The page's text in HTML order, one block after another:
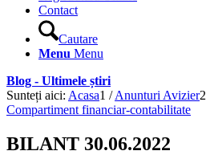
Contact
Cautare
Menu Menu
Blog - Ultimele știri
Sunteți aici: Acasa1 / Anunturi Avizier2
Compartiment financiar-contabilitate
BILANT 30.06.2022